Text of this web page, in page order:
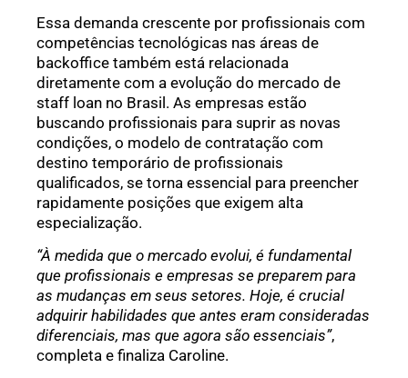
Essa demanda crescente por profissionais com
competências tecnológicas nas áreas de
backoffice também está relacionada
diretamente com a evolução do mercado de
staff loan no Brasil. As empresas estão
buscando profissionais para suprir as novas
condições, o modelo de contratação com
destino temporário de profissionais
qualificados, se torna essencial para preencher
rapidamente posições que exigem alta
especialização.
“À medida que o mercado evolui, é fundamental
que profissionais e empresas se preparem para
as mudanças em seus setores. Hoje, é crucial
adquirir habilidades que antes eram consideradas
diferenciais, mas que agora são essenciais”,
completa e finaliza Caroline.